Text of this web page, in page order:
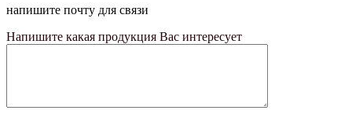
напишите почту для связи
Напишите какая продукция Вас интересует